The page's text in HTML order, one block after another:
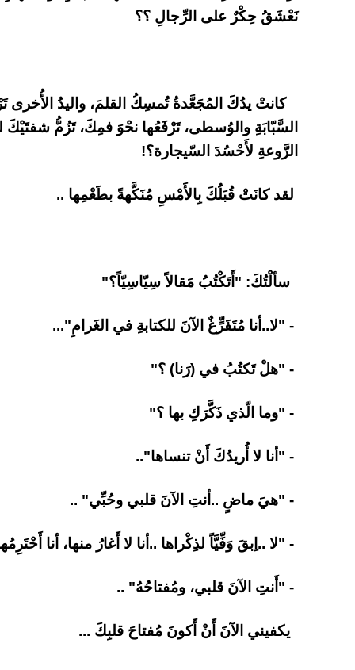
نَعْشَقُ حِكْرٌ على الرِّجالِ ؟؟
كانتْ يدُكَ المُجَعَّدةُ تُمسِكُ القلمَ، واليدُ
السَّبّابَةِ والوُسطى، تَرْفَعُها نحْوَ فمِكَ، تَزُمُّ
الرَّوعةِ لأَحْسُدَ السّيجارة؟!
لقد كانَتْ قُبَلُكَ بِالأَمْسِ مُنَكَّهةً بطَعْمِها ..
سألْتُكَ: "أَتَكْتُبُ مَقالاً سِيّاسِيّاً؟"
- "لا..أنا مُتَفَرٍّغٌ الآنَ للكتابةِ في الغَرامِ"...
- "هلْ تَكتُبُ في (رَنا) ؟"
- "وما الّذي ذَكَّرَكِ بها ؟"
- "أنا لا أُريدُكَ أَنْ تنساها"..
- "هيَ ماضٍ ..أنتِ الآنَ قلبي وحُبِّي" ..
- "لا ..اِبقَ وَفِّيَّاً لذِكْراها ..أنا لا أَغارُ منها، أنا
- "أَنتِ الآنَ قلبي، ومُفتاحُهُ" ..
يكفيني الآنَ أَنْ أَكونَ مُفتاحَ قلبِكَ ...